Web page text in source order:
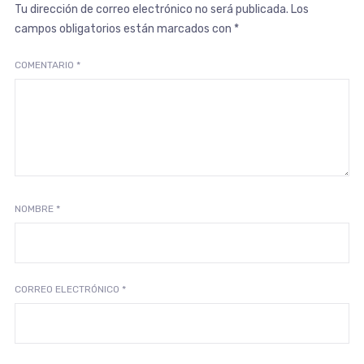
Tu dirección de correo electrónico no será publicada. Los
campos obligatorios están marcados con *
COMENTARIO *
NOMBRE *
CORREO ELECTRÓNICO *